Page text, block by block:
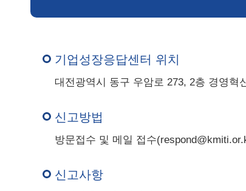
기업성장응답센터 위치
대전광역시 동구 우암로 273, 2층 경영혁
신고방법
방문접수 및 메일 접수
신고사항